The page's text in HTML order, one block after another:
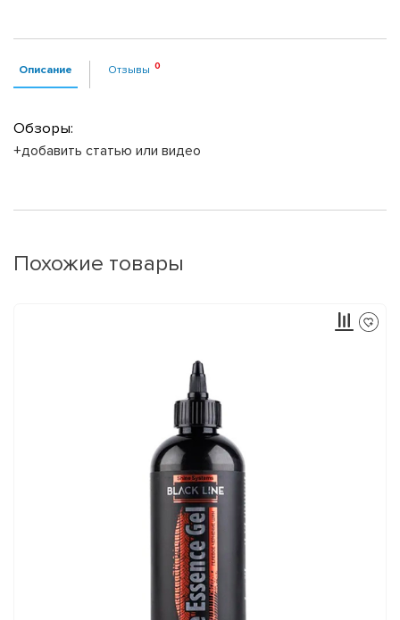
Описание Отзывы
Обзоры:
+добавить статью или видео
Похожие товары